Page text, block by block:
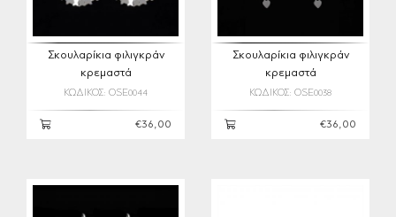
Σκουλαρίκια φιλιγκράν
κρεμαστά
ΚΩΔΙΚΟΣ: OSE0044
€36,00
Σκουλαρίκια φιλιγκράν
κρεμαστά
ΚΩΔΙΚΟΣ: OSE0038
€36,00